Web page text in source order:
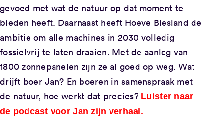
gevoed met wat de natuur op dat moment te
bieden heeft. Daarnaast heeft Hoeve Biesland de
ambitie om alle machines in 2030 volledig
fossielvrij te laten draaien. Met de aanleg van
1800 zonnepanelen zijn ze al goed op weg. Wat
drijft boer Jan? En boeren in samenspraak met
de natuur, hoe werkt dat precies? Luister naar
de podcast voor Jan zijn verhaal.